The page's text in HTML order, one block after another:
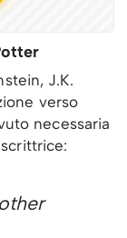
J.K.
verso
necessaria